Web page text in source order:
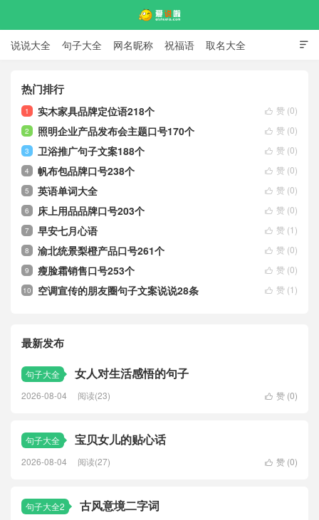
爱说啦

说说大全 句子大全 网名昵称 祝福语 取名大全
热门排行
 赞 (0)
1 实木家具品牌定位语218个
 赞 (0)
2 照明企业产品发布会主题口号170个
 赞 (0)
3 卫浴推广句子文案188个
 赞 (0)
4 帆布包品牌口号238个
 赞 (0)
5 英语单词大全
 赞 (0)
6 床上用品品牌口号203个
 赞 (1 )
7 早安七月心语
 赞 (0)
8 渝北统景梨橙产品口号261个
 赞 (0)
9 瘦脸霜销售口号253个
 赞 (1 )
10 空调宣传的朋友圈句子文案说说28条
最新发布
句子大全 女人对生活感悟的句子
 赞 (0)
2026-08-04 阅读(23)
句子大全 宝贝女儿的贴心话
 赞 (0)
2026-08-04 阅读(27)
句子大全2 古风意境二字词